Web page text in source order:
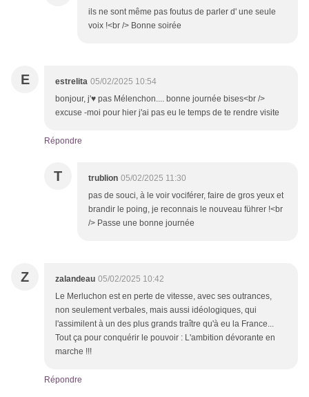
ils ne sont même pas foutus de parler d' une seule
voix !<br /> Bonne soirée
E estrelita 05/02/2025 10:54
bonjour, j'♥ pas Mélenchon.... bonne journée bises<br />
excuse -moi pour hier j'ai pas eu le temps de te rendre visite
Répondre
T trublion 05/02/2025 11:30
pas de souci, à le voir vociférer, faire de gros yeux et
brandir le poing, je reconnais le nouveau führer !<br
/> Passe une bonne journée
Z zalandeau 05/02/2025 10:42
Le Merluchon est en perte de vitesse, avec ses outrances,
non seulement verbales, mais aussi idéologiques, qui
l'assimilent à un des plus grands traître qu'à eu la France...
Tout ça pour conquérir le pouvoir : L'ambition dévorante en
marche !!!
Répondre